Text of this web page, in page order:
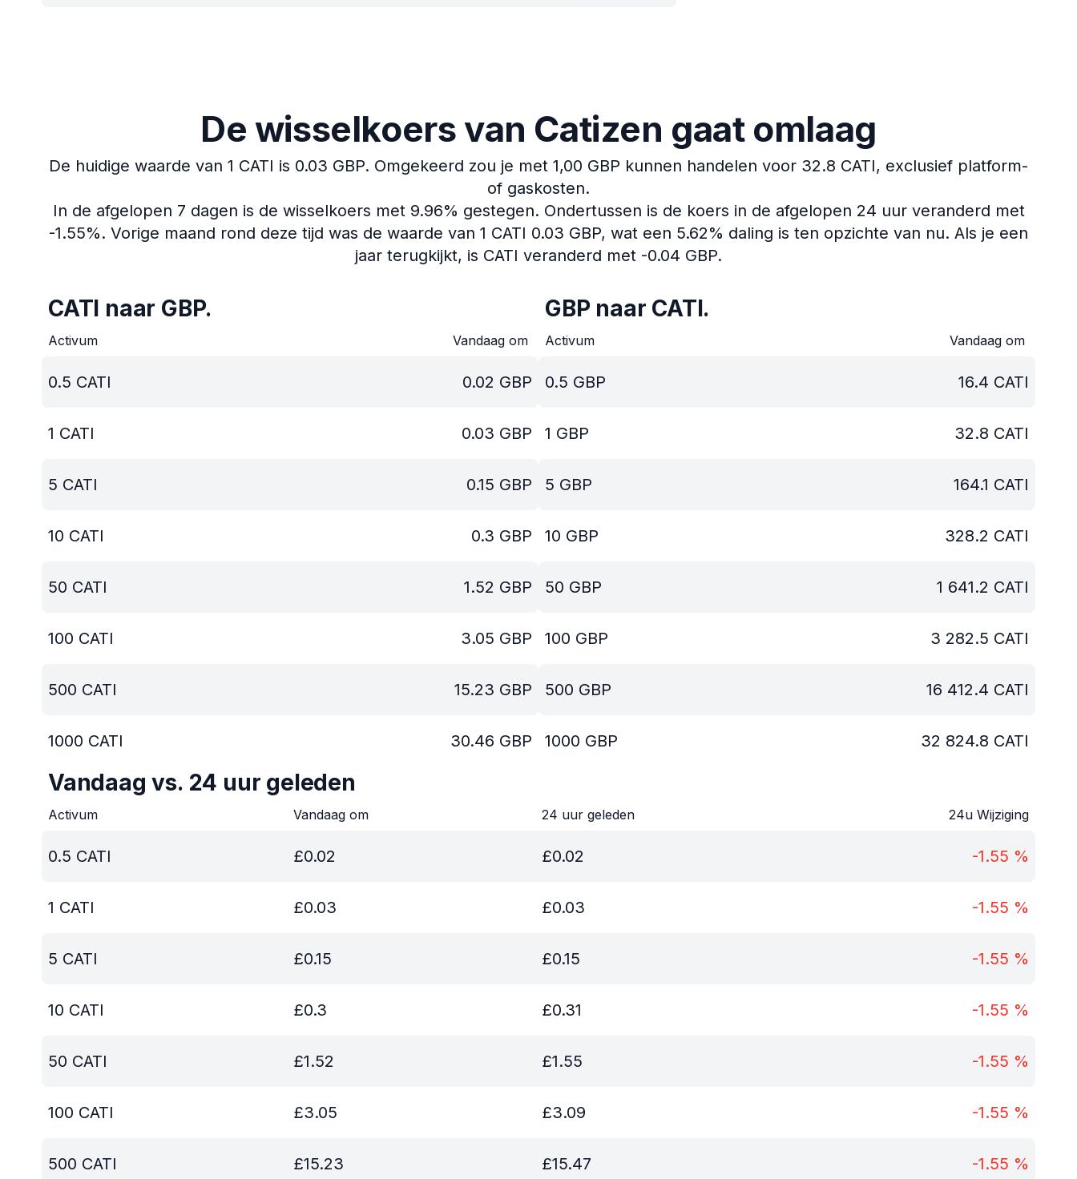
De wisselkoers van Catizen gaat omlaag
De huidige waarde van 1 CATI is 0.03 GBP. Omgekeerd zou je met 1,00 GBP kunnen handelen voor 32.8 CATI, exclusief platform-
of gaskosten.
In de afgelopen 7 dagen is de wisselkoers met 9.96% gestegen. Ondertussen is de koers in de afgelopen 24 uur veranderd met
-1.55%. Vorige maand rond deze tijd was de waarde van 1 CATI 0.03 GBP, wat een 5.62% daling is ten opzichte van nu. Als je een
jaar terugkijkt, is CATI veranderd met -0.04 GBP.
CATI naar GBP.
Activum Vandaag om
0.5 CATI 0.02 GBP
1 CATI 0.03 GBP
5 CATI 0.15 GBP
10 CATI 0.3 GBP
50 CATI 1.52 GBP
100 CATI 3.05 GBP
500 CATI 15.23 GBP
1000 CATI 30.46 GBP
GBP naar CATI.
Activum Vandaag om
0.5 GBP 16.4 CATI
1 GBP 32.8 CATI
5 GBP 164.1 CATI
10 GBP 328.2 CATI
50 GBP 1 641.2 CATI
100 GBP 3 282.5 CATI
500 GBP 16 412.4 CATI
1000 GBP 32 824.8 CATI
Vandaag vs. 24 uur geleden
Activum Vandaag om 24 uur geleden 24u Wijziging
0.5 CATI £0.02 £0.02 -1.55 %
1 CATI £0.03 £0.03 -1.55 %
5 CATI £0.15 £0.15 -1.55 %
10 CATI £0.3 £0.31 -1.55 %
50 CATI £1.52 £1.55 -1.55 %
100 CATI £3.05 £3.09 -1.55 %
500 CATI £15.23 £15.47 -1.55 %